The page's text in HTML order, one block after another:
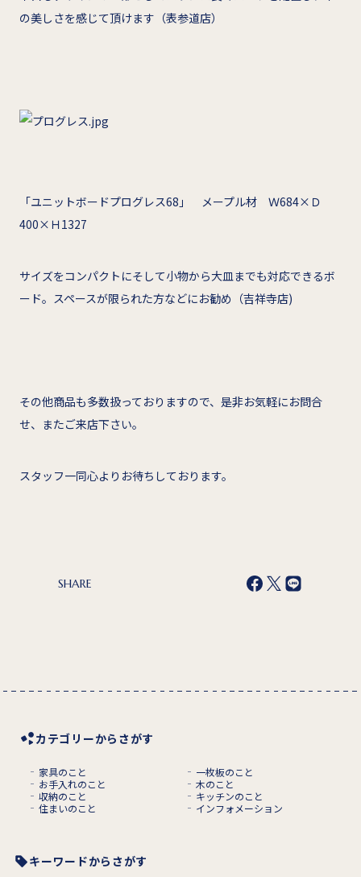
の美しさを感じて頂けます（表参道店）
「ユニットボードプログレス68」 メープル材 Ｗ684×Ｄ
400×Ｈ1327
サイズをコンパクトにそして小物から大皿までも対応できるボ
ード。スペースが限られた方などにお勧め（吉祥寺店)
その他商品も多数扱っておりますので、是非お気軽にお問合
せ、またご来店下さい。
スタッフ一同心よりお待ちしております。
SHARE
カテゴリーからさがす
家具のこと
一枚板のこと
お手入れのこと
木のこと
収納のこと
キッチンのこと
住まいのこと
インフォメーション
キーワードからさがす